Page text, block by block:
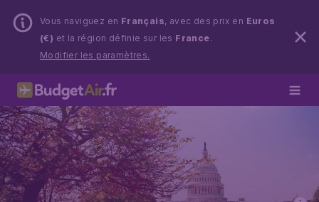
Vous naviguez en Français, avec des prix en Euros
(€) et la région définie sur les France.
Modifier les paramètres.